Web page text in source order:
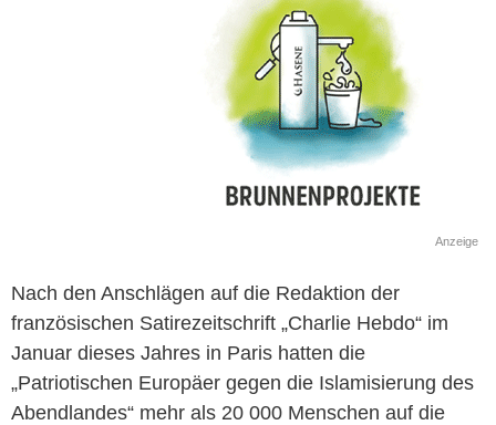
Anzeige
Nach den Anschlägen auf die Redaktion der
französischen Satirezeitschrift „Charlie Hebdo“ im
Januar dieses Jahres in Paris hatten die
„Patriotischen Europäer gegen die Islamisierung des
Abendlandes“ mehr als 20 000 Menschen auf die